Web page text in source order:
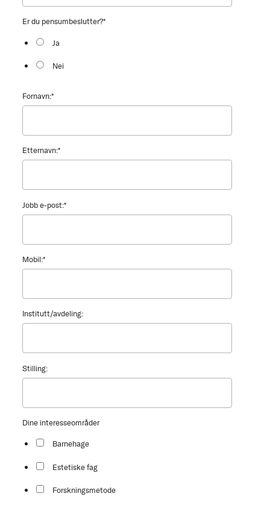
Er du pensumbeslutter?*
Ja
Nei
Fornavn:*
Etternavn:*
Jobb e-post:*
Mobil:*
Institutt/avdeling:
Stilling:
Dine interesseområder
Barnehage
Estetiske fag
Forskningsmetode